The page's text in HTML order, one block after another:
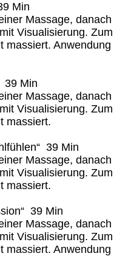
Min
Massage, danach
Visualisierung. Zum
massiert. Anwendung
39 Min
Massage, danach
Visualisierung. Zum
massiert.
39 Min
Massage, danach
Visualisierung. Zum
massiert.
39 Min
Massage, danach
Visualisierung. Zum
massiert. Anwendung